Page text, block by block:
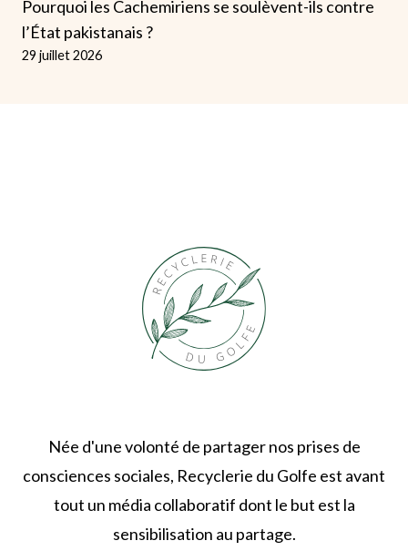
Pourquoi les Cachemiriens se soulèvent-ils contre
l’État pakistanais ?
29 juillet 2026
Née d'une volonté de partager nos prises de
consciences sociales, Recyclerie du Golfe est avant
tout un média collaboratif dont le but est la
sensibilisation au partage.